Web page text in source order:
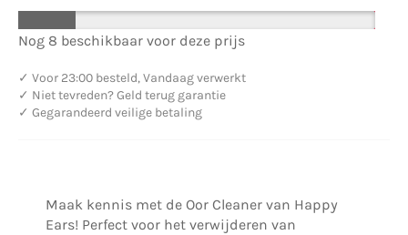
Nog 8 beschikbaar voor deze prijs
✓ Voor 23:00 besteld, Vandaag verwerkt
✓ Niet tevreden? Geld terug garantie
✓ Gegarandeerd veilige betaling
Maak kennis met de Oor Cleaner van Happy
Ears! Perfect voor het verwijderen van